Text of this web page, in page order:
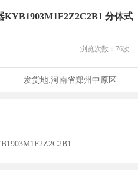
分体式
浏览次数： 76次
发货地:河南省郑州中原区